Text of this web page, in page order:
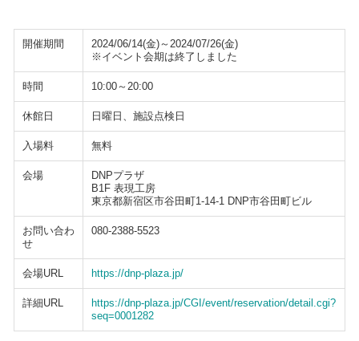
開催期間
2024/06/14(金)～2024/07/26(金)
※イベント会期は終了しました
時間 10:00～20:00
休館日 日曜日、施設点検日
入場料 無料
会場
DNPプラザ
B1F 表現工房
東京都新宿区市谷田町1-14-1 DNP市谷田町ビル
お問い合わ
せ
080-2388-5523
会場URL https://dnp-plaza.jp/
詳細URL
https://dnp-plaza.jp/CGI/event/reservation/detail.cgi?
seq=0001282